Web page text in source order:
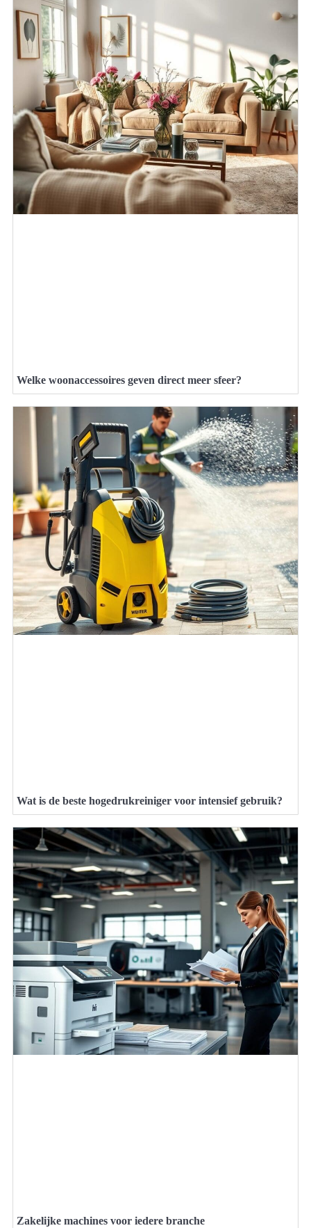
Welke woonaccessoires geven direct meer sfeer?
Wat is de beste hogedrukreiniger voor intensief gebruik?
Zakelijke machines voor iedere branche